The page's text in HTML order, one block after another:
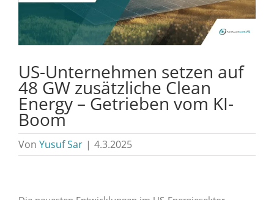
US-Unternehmen setzen auf
48 GW zusätzliche Clean
Energy – Getrieben vom KI-
Boom
Von Yusuf Sar | 4.3.2025